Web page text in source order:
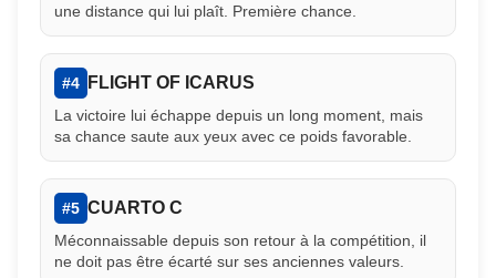
une distance qui lui plaît. Première chance.
#4 FLIGHT OF ICARUS
La victoire lui échappe depuis un long moment, mais
sa chance saute aux yeux avec ce poids favorable.
#5 CUARTO C
Méconnaissable depuis son retour à la compétition, il
ne doit pas être écarté sur ses anciennes valeurs.